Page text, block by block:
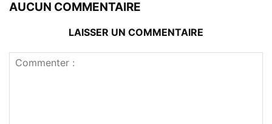
AUCUN COMMENTAIRE
LAISSER UN COMMENTAIRE